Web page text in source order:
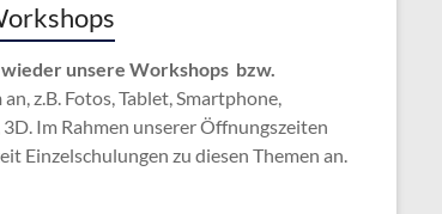
unsere Workshops bzw.
an, z.B. Fotos, Tablet, Smartphone,
Im Rahmen unserer Öffnungszeiten
Einzelschulungen zu diesen Themen an.